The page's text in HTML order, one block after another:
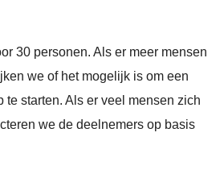
30 personen. Als er meer mensen
we of het mogelijk is om een
te starten. Als er veel mensen zich
we de deelnemers op basis